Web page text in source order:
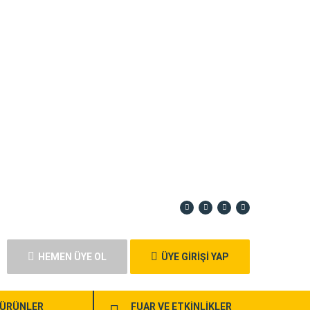
HEMEN ÜYE OL ÜYE GİRİŞİ YAP
ÜRÜNLER FUAR VE ETKİNLİKLER